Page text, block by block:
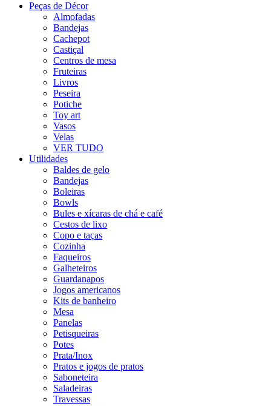
Peças de Décor
Almofadas
Bandejas
Cachepot
Castiçal
Centros de mesa
Fruteiras
Livros
Peseira
Potiche
Toy art
Vasos
Velas
VER TUDO
Utilidades
Baldes de gelo
Bandejas
Boleiras
Bowls
Bules e xícaras de chá e café
Cestos de lixo
Copo e taças
Cozinha
Faqueiros
Galheteiros
Guardanapos
Jogos americanos
Kits de banheiro
Mesa
Panelas
Petisqueiras
Potes
Prata/Inox
Pratos e jogos de pratos
Saboneteira
Saladeiras
Travessas